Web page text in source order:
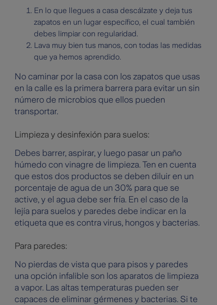
En lo que llegues a casa descálzate y deja tus
zapatos en un lugar específico, el cual también
debes limpiar con regularidad.
Lava muy bien tus manos, con todas las medidas
que ya hemos aprendido.
No caminar por la casa con los zapatos que usas
en la calle es la primera barrera para evitar un sin
número de microbios que ellos pueden
transportar.
Limpieza y desinfexión para suelos:
Debes barrer, aspirar, y luego pasar un paño
húmedo con vinagre de limpieza. Ten en cuenta
que estos dos productos se deben diluir en un
porcentaje de agua de un 30% para que se
active, y el agua debe ser fría. En el caso de la
lejía para suelos y paredes debe indicar en la
etiqueta que es contra virus, hongos y bacterias.
Para paredes:
No pierdas de vista que para pisos y paredes
una opción infalible son los aparatos de limpieza
a vapor. Las altas temperaturas pueden ser
capaces de eliminar gérmenes y bacterias. Si te